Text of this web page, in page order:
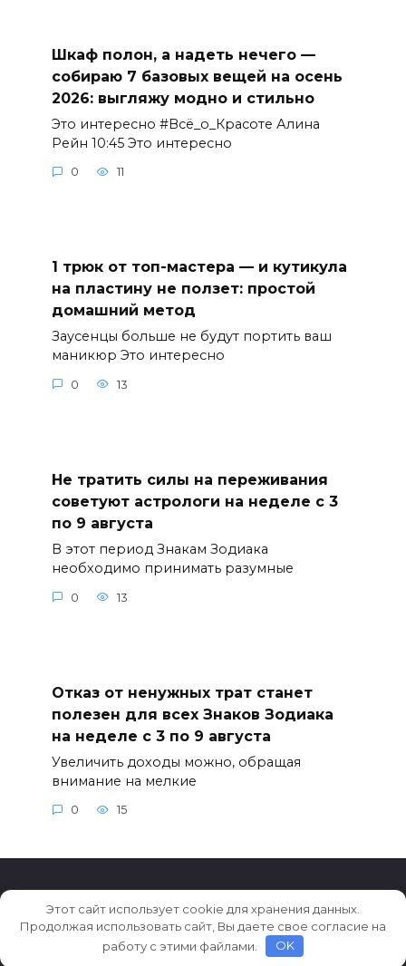
Шкаф полон, а надеть нечего —
собираю 7 базовых вещей на осень
2026: выгляжу модно и стильно
Это интересно #Всё_о_Красоте Алина
Рейн 10:45 Это интересно
0 11
1 трюк от топ-мастера — и кутикула
на пластину не ползет: простой
домашний метод
Заусенцы больше не будут портить ваш
маникюр Это интересно
0 13
Не тратить силы на переживания
советуют астрологи на неделе с 3
по 9 августа
В этот период Знакам Зодиака
необходимо принимать разумные
0 13
Отказ от ненужных трат станет
полезен для всех Знаков Зодиака
на неделе с 3 по 9 августа
Увеличить доходы можно, обращая
внимание на мелкие
0 15
© 2026 Новости Кирова
Этот сайт использует cookie для хранения данных.
Продолжая использовать сайт, Вы даете свое согласие на
работу с этими файлами.
OK